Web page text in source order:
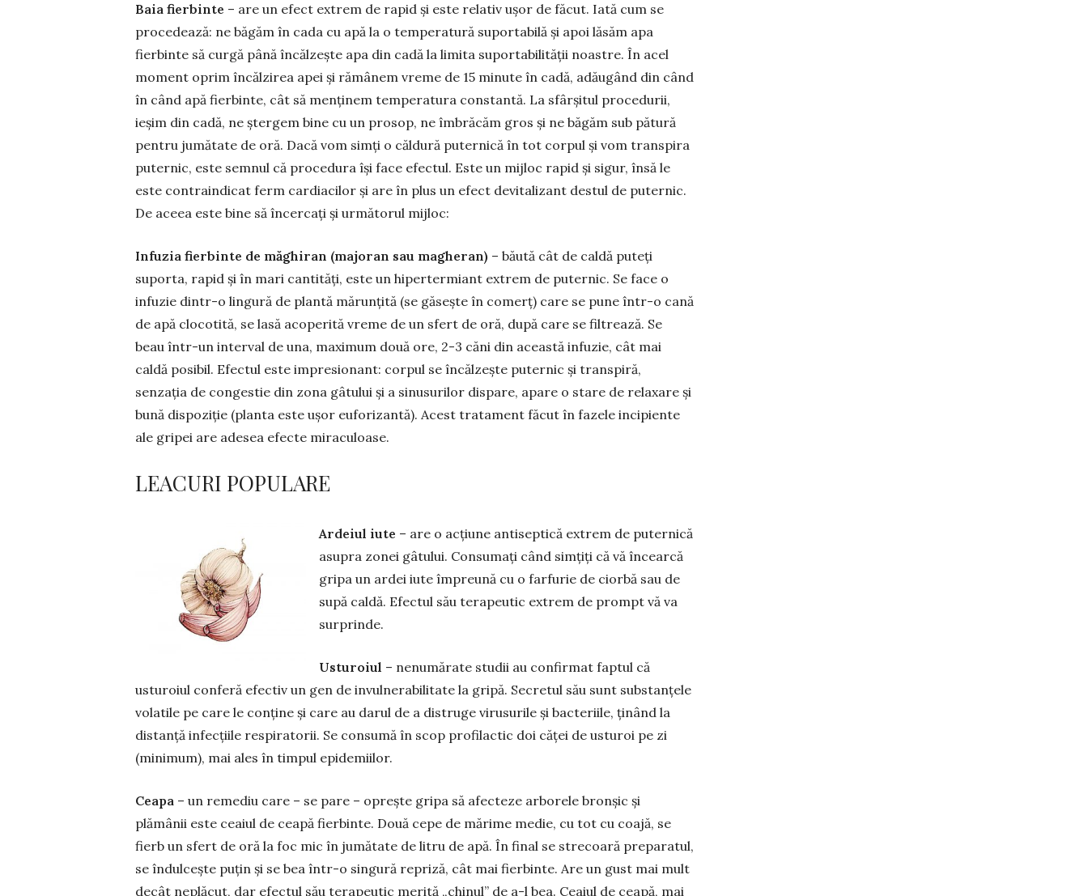
Baia fierbinte – are un efect extrem de rapid și este relativ ușor de făcut. Iată cum se
procedează: ne băgăm în cada cu apă la o temperatură supor­tabilă și apoi lăsăm apa
fierbinte să curgă până încălzește apa din cadă la limita suportabilității noastre. În acel
mo­ment oprim încălzirea apei și ră­mânem vreme de 15 minute în cadă, adău­gând din când
în când apă fierbinte, cât să menținem temperatura constantă. La sfârșitul pro­ce­durii,
ieșim din cadă, ne ștergem bine cu un prosop, ne îmbrăcăm gros și ne băgăm sub pă­tură
pentru jumătate de oră. Dacă vom simți o căl­dură putern­ică în tot corpul și vom transpira
puter­nic, este semnul că procedura își face efectul. Este un mijloc rapid și sigur, însă le
este con­traindicat ferm car­diacilor și are în plus un efect de­vitalizant des­tul de puternic.
De aceea este bine să în­cercați și urmă­torul mijloc:
Infuzia fierbinte de măghiran (majoran sau ma­ghe­ran) – băută cât de caldă puteți
suporta, rapid și în mari cantități, este un hipertermiant extrem de pu­ter­nic. Se face o
infuzie dintr-o lingură de plantă mă­runțită (se găsește în comerț) care se pune într-o cană
de apă clocotită, se lasă acoperită vreme de un sfert de oră, după care se filtrează. Se
beau într-un interval de una, maximum două ore, 2-3 căni din această infuzie, cât mai
caldă posi­bil. Efectul este impresionant: corpul se încăl­zește puternic și trans­piră,
senzația de con­ges­tie din zona gâtului și a sinu­su­rilor dis­pare, apare o sta­re de rela­xare și
bună dis­po­ziție (planta este ușor eufo­rizantă). Acest tratament făcut în fazele incipiente
ale gripei are adesea efec­te miraculoase.
LEACURI POPULARE
Ardeiul iute – are o acțiune antiseptică ex­trem de puternică
asupra zonei gâtului. Consumați când simțiți că vă în­cearcă
gripa un ardei iute împreună cu o farfurie de ciorbă sau de
supă caldă. Efectul său terapeutic ex­trem de prompt vă va
surprinde.
Usturoiul – nenumărate studii au con­firmat faptul că
usturoiul conferă efectiv un gen de invulne­ra­bilitate la gripă. Secretul său sunt substanțele
volatile pe care le conține și care au darul de a distruge virusurile și bac­teriile, ținând la
distanță infecțiile res­piratorii. Se con­sumă în scop pro­filactic doi căței de usturoi pe zi
(minimum), mai ales în timpul epidemiilor.
Ceapa – un remediu care – se pare – oprește gri­pa să afecteze arborele bronșic și
plămânii este ceaiul de ceapă fierbinte. Două cepe de mărime medie, cu tot cu coajă, se
fierb un sfert de oră la foc mic în jumătate de litru de apă. În final se stre­coa­ră preparatul,
se îndul­cește puțin și se bea într-o singură repriză, cât mai fier­binte. Are un gust mai mult
decât neplăcut, dar efectul său terapeutic me­rită „chinul” de a-l bea. Ceaiul de ceapă, mai